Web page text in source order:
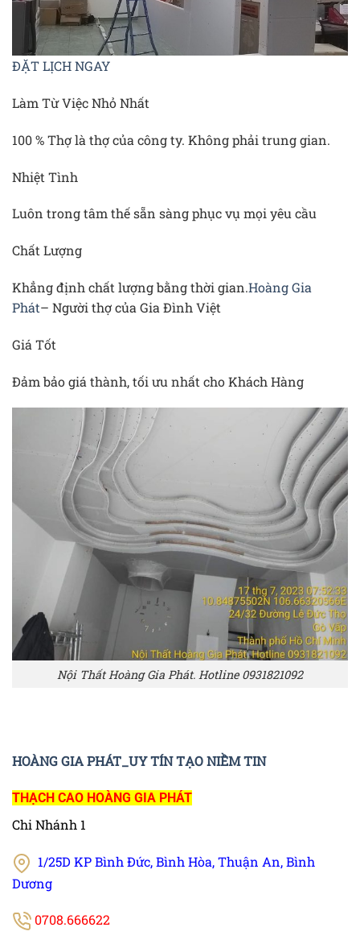
ĐẶT LỊCH NGAY
Làm Từ Việc Nhỏ Nhất
100 % Thợ là thợ của công ty. Không phải trung gian.
Nhiệt Tình
Luôn trong tâm thế sẵn sàng phục vụ mọi yêu cầu
Chất Lượng
Khẳng định chất lượng bằng thời gian.Hoàng Gia
Phát– Người thợ của Gia Đình Việt
Giá Tốt
Đảm bảo giá thành, tối ưu nhất cho Khách Hàng
Nội Thất Hoàng Gia Phát. Hotline 0931821092
HOÀNG GIA PHÁT_UY TÍN TẠO NIỀM TIN
THẠCH CAO HOÀNG GIA PHÁT
Chi Nhánh 1
1/25D KP Bình Đức, Bình Hòa, Thuận An, Bình
Dương
0708.666622